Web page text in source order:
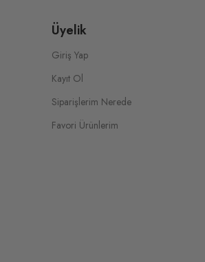
Üyelik
Giriş Yap
Kayıt Ol
Siparişlerim Nerede
Favori Ürünlerim